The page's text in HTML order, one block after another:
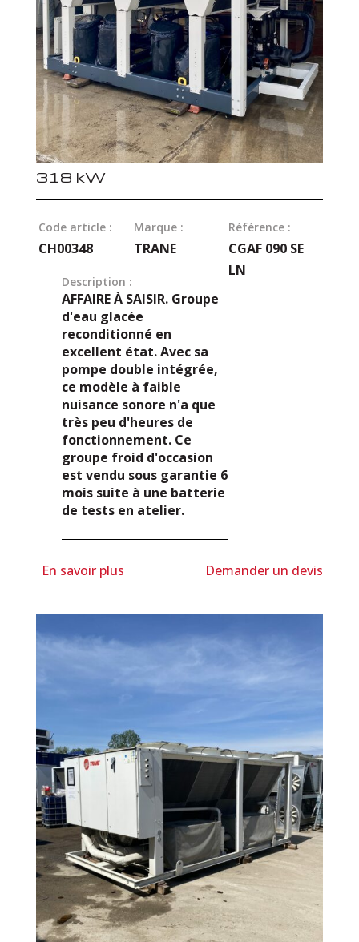
318 kW
Référence :
CGAF 090 SE
LN
Marque :
TRANE
Code article :
CH00348
Description :
AFFAIRE À SAISIR. Groupe
d'eau glacée
reconditionné en
excellent état. Avec sa
pompe double intégrée,
ce modèle à faible
nuisance sonore n'a que
très peu d'heures de
fonctionnement. Ce
groupe froid d'occasion
est vendu sous garantie 6
mois suite à une batterie
de tests en atelier.
En savoir plus Demander un devis